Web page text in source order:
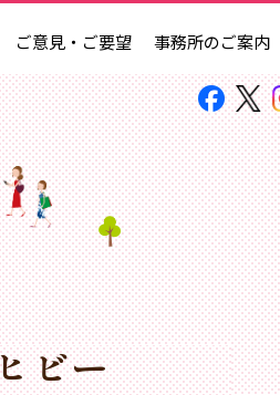
ご意見・ご要望 事務所のご案内
ビー